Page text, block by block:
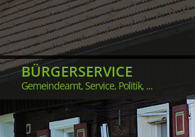
BÜRGERSERVICE
Gemeindeamt, Service, Politik, ...